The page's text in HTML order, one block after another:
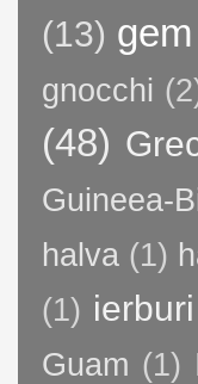
(13) gem
gnocchi
(48)
Guineea-
halva (1)
(1) ierburi
Guam (1)